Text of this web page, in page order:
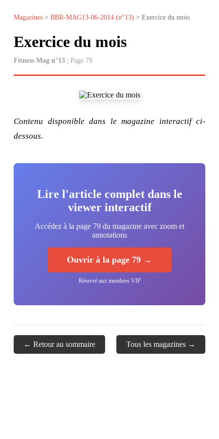
Magazines > BBR-MAG13-06-2014 (n°13) > Exercice du mois
Exercice du mois
Fitness Mag n°13 | Page 79
Contenu disponible dans le magazine interactif ci-
dessous.
Lire l'article complet dans le
viewer interactif
Accédez à la page 79 du magazine avec zoom et
annotations
Ouvrir à la page 79 →
Réservé aux membres VIP
← Retour au sommaire Tous les magazines →